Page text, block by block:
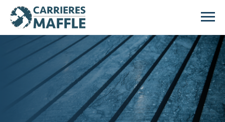
Skip to main content